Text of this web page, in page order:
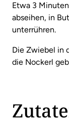
Etwa 3
abseihen, in
unterrühren.
Die Zwiebel in
die Nockerl